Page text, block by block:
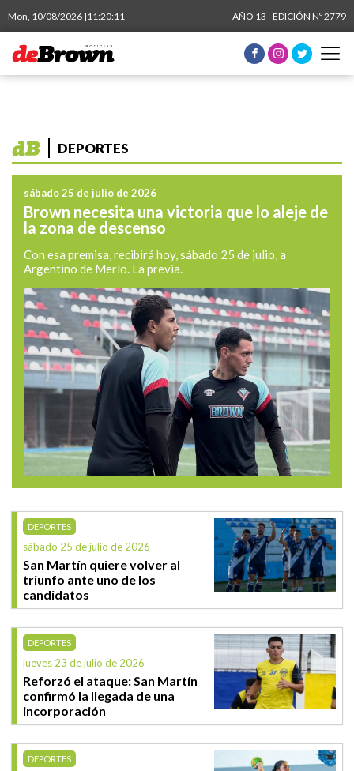
Mon, 10/08/2026 |11:20:12 AÑO 13 - EDICIÓN Nº 2779
DEPORTES
sábado 25 de julio de 2026
Brown necesita una victoria que lo aleje de
la zona de descenso
Con esa premisa, recibirá hoy, sábado 25 de julio, a
Argentino de Merlo. La previa.
DEPORTES
sábado 25 de julio de 2026
San Martín quiere volver al
triunfo ante uno de los
candidatos
DEPORTES
jueves 23 de julio de 2026
Reforzó el ataque: San Martín
confirmó la llegada de una
incorporación
DEPORTES